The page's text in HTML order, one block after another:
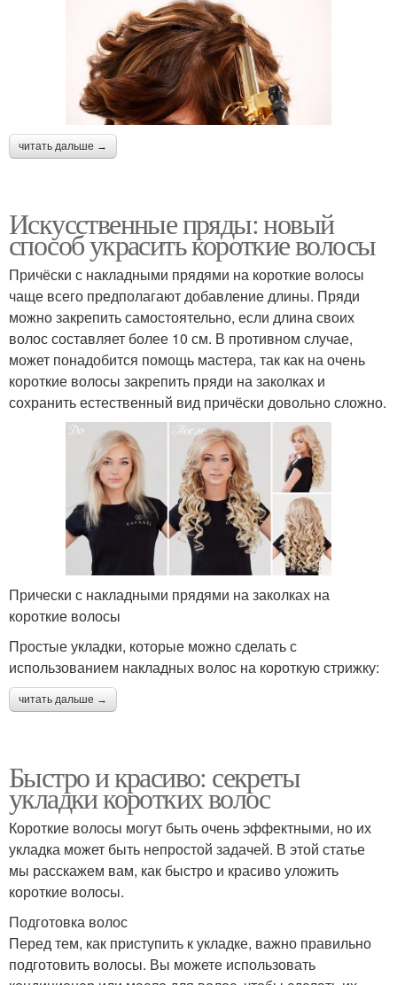
читать дальше →
Искусственные пряды: новый
способ украсить короткие волосы
Причёски с накладными прядями на короткие волосы
чаще всего предполагают добавление длины. Пряди
можно закрепить самостоятельно, если длина своих
волос составляет более 10 см. В противном случае,
может понадобится помощь мастера, так как на очень
короткие волосы закрепить пряди на заколках и
сохранить естественный вид причёски довольно сложно.
Прически с накладными прядями на заколках на
короткие волосы
Простые укладки, которые можно сделать с
использованием накладных волос на короткую стрижку:
читать дальше →
Быстро и красиво: секреты
укладки коротких волос
Короткие волосы могут быть очень эффектными, но их
укладка может быть непростой задачей. В этой статье
мы расскажем вам, как быстро и красиво уложить
короткие волосы.
Подготовка волос
Перед тем, как приступить к укладке, важно правильно
подготовить волосы. Вы можете использовать